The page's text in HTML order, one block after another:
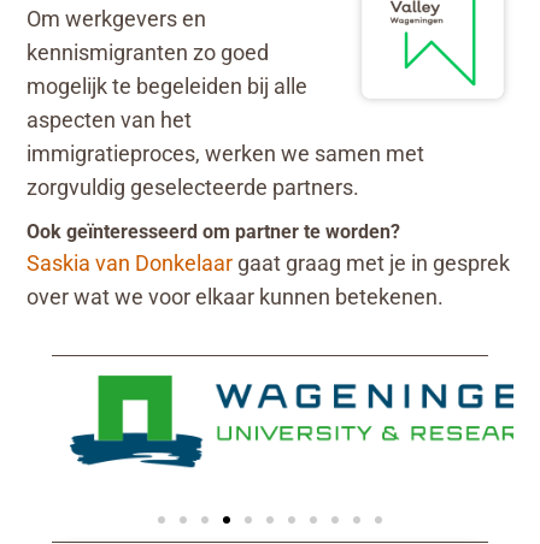
Om werkgevers en
kennismigranten zo goed
mogelijk te begeleiden bij alle
aspecten van het
immigratieproces, werken we samen met
zorgvuldig geselecteerde partners.
Ook geïnteresseerd om partner te worden?
Saskia van Donkelaar gaat graag met je in gesprek
over wat we voor elkaar kunnen betekenen.